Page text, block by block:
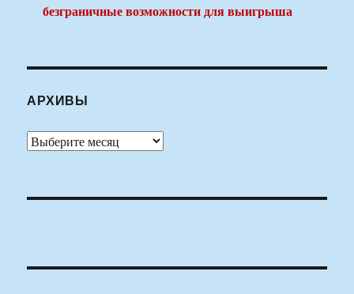
безграничные возможности для выигрыша
АРХИВЫ
Архивы